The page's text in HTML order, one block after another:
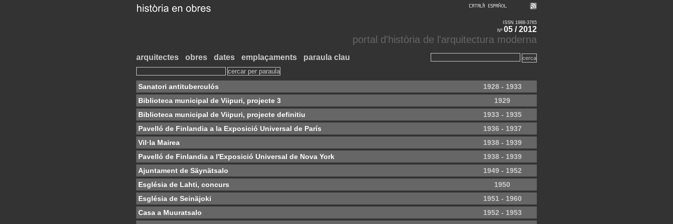
ISSN 1988-3765
Nº 05 / 2012
portal d'història de l'arquitectura moderna
arquitectes obres dates emplaçaments paraula clau
Sanatori antituberculós
1928 - 1933
Biblioteca municipal de Viipuri, projecte 3
1929
Biblioteca municipal de Viipuri, projecte definitiu
1933 - 1935
Pavelló de Finlandia a la Exposició Universal de París
1936 - 1937
Vil·la Mairea
1938 - 1939
Pavelló de Finlandia a l'Exposició Universal de Nova York
1938 - 1939
Ajuntament de Säynätsalo
1949 - 1952
Església de Lahti, concurs
1950
Església de Seinäjoki
1951 - 1960
Casa a Muuratsalo
1952 - 1953